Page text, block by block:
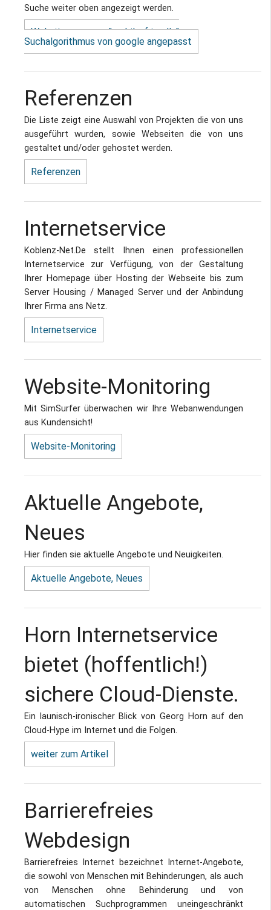
Suche weiter oben angezeigt werden.
Website an neuen "mobile-friendly"
Suchalgorithmus von google angepasst
Referenzen
Die Liste zeigt eine Auswahl von Projekten die von uns
ausgeführt wurden, sowie Webseiten die von uns
gestaltet und/oder gehostet werden.
Referenzen
Internetservice
Koblenz-Net.De stellt Ihnen einen professionellen
Internetservice zur Verfügung, von der Gestaltung
Ihrer Homepage über Hosting der Webseite bis zum
Server Housing / Managed Server und der Anbindung
Ihrer Firma ans Netz.
Internetservice
Website-Monitoring
Mit SimSurfer überwachen wir Ihre Webanwendungen
aus Kundensicht!
Website-Monitoring
Aktuelle Angebote,
Neues
Hier finden sie aktuelle Angebote und Neuigkeiten.
Aktuelle Angebote, Neues
Horn Internetservice
bietet (hoffentlich!)
sichere Cloud-Dienste.
Ein launisch-ironischer Blick von Georg Horn auf den
Cloud-Hype im Internet und die Folgen.
weiter zum Artikel
Barrierefreies
Webdesign
Barrierefreies Internet bezeichnet Internet-Angebote,
die sowohl von Menschen mit Behinderungen, als auch
von Menschen ohne Behinderung und von
automatischen Suchprogrammen uneingeschränkt